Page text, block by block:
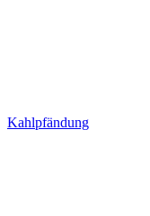
Kahlpfändung